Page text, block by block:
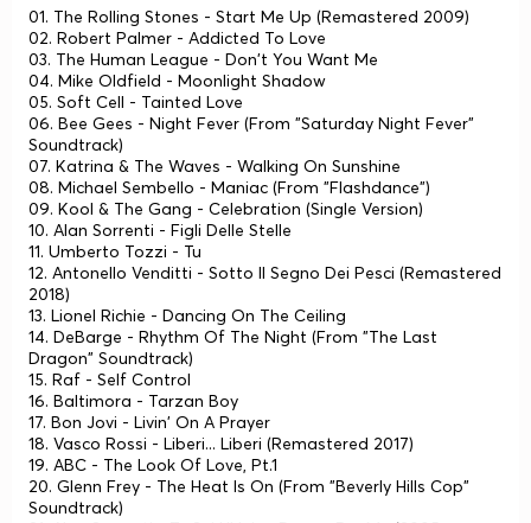
01. The Rolling Stones - Start Me Up (Remastered 2009)
02. Robert Palmer - Addicted To Love
03. The Human League - Don't You Want Me
04. Mike Oldfield - Moonlight Shadow
05. Soft Cell - Tainted Love
06. Bee Gees - Night Fever (From "Saturday Night Fever"
Soundtrack)
07. Katrina & The Waves - Walking On Sunshine
08. Michael Sembello - Maniac (From "Flashdance")
09. Kool & The Gang - Celebration (Single Version)
10. Alan Sorrenti - Figli Delle Stelle
11. Umberto Tozzi - Tu
12. Antonello Venditti - Sotto Il Segno Dei Pesci (Remastered
2018)
13. Lionel Richie - Dancing On The Ceiling
14. DeBarge - Rhythm Of The Night (From "The Last
Dragon" Soundtrack)
15. Raf - Self Control
16. Baltimora - Tarzan Boy
17. Bon Jovi - Livin' On A Prayer
18. Vasco Rossi - Liberi... Liberi (Remastered 2017)
19. ABC - The Look Of Love, Pt.1
20. Glenn Frey - The Heat Is On (From "Beverly Hills Cop"
Soundtrack)